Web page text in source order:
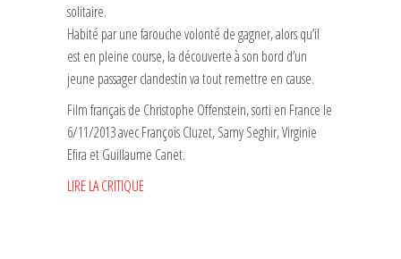
solitaire.
Habité par une farouche volonté de gagner, alors qu’il
est en pleine course, la découverte à son bord d’un
jeune passager clandestin va tout remettre en cause.
Film français de Christophe Offenstein, sorti en France le
6/11/2013 avec François Cluzet, Samy Seghir, Virginie
Efira et Guillaume Canet.
LIRE LA CRITIQUE